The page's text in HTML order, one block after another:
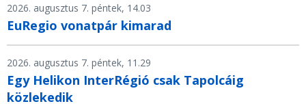
2026. augusztus 7. péntek, 14.03
EuRegio vonatpár kimarad
2026. augusztus 7. péntek, 11.29
Egy Helikon InterRégió csak Tapolcáig
közlekedik